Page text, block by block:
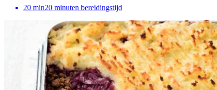
20 min20 minuten bereidingstijd